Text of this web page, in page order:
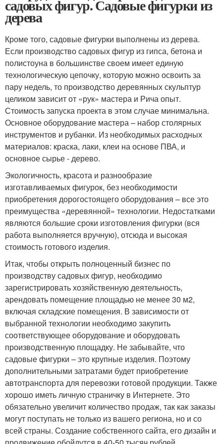
садовых фигур. Садовые фигурки из
дерева
Кроме того, садовые фигурки выполнены из дерева.
Если производство садовых фигур из гипса, бетона и
полистоуна в большинстве своем имеет единую
технологическую цепочку, которую можно освоить за
пару недель, то производство деревянных скульптур
целиком зависит от «рук» мастера и Рича опыт.
Стоимость запуска проекта в этом случае минимальна.
Основное оборудование мастера – набор столярных
инструментов и рубанки. Из необходимых расходных
материалов: краска, лаки, клеи на основе ПВА, и
основное сырье - дерево.
Экологичность, красота и разнообразие
изготавливаемых фигурок, без необходимости
приобретения дорогостоящего оборудования – все это
преимущества «деревянной» технологии. Недостатками
являются большие сроки изготовления фигурки (вся
работа выполняется вручную), отсюда и высокая
стоимость готового изделия.
Итак, чтобы открыть полноценный бизнес по
производству садовых фигур, необходимо
зарегистрировать хозяйственную деятельность,
арендовать помещение площадью не менее 30 м2,
включая складские помещения. В зависимости от
выбранной технологии необходимо закупить
соответствующее оборудование и оборудовать
производственную площадку. Не забывайте, что
садовые фигурки – это крупные изделия. Поэтому
дополнительными затратами будет приобретение
автотранспорта для перевозки готовой продукции. Также
хорошо иметь личную страничку в Интернете. Это
обязательно увеличит количество продаж, так как заказы
могут поступать не только из вашего региона, но и со
всей страны. Создание собственного сайта, его дизайн и